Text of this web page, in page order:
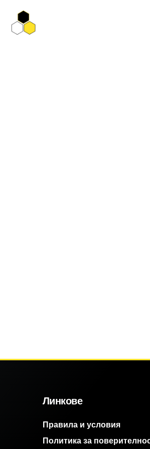
Линкове
Правила и условия
Политика за